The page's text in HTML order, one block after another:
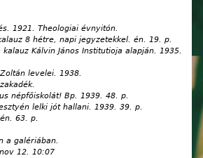
1921. Theologiai évnyitón.
8 hétre, napi jegyzetekkel. én. 19. p.
Kálvin János Institutioja alapján. 1935.
levelei. 1938.
népfőiskolát! Bp. 1939. 48. p.
lelki jót hallani. 1939. 39. p.
63. p.
a galériában.
12. 10:07